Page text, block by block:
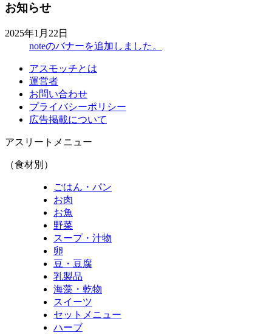
お知らせ
2025年1月22日
noteのバナーを追加しました。
アスモッチとは
運営者
お問い合わせ
プライバシーポリシー
広告掲載について
アスリートメニュー
（食材別）
ごはん・パン
お肉
お魚
野菜
スープ・汁物
卵
豆・豆腐
乳製品
海藻・乾物
スイーツ
セットメニュー
ハーブ